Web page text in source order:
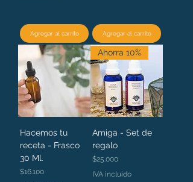
Agregar al carrito Agregar al carrito
Hacemos tu
receta - Frasco
30 Ml.
Precio
$16.100
Ahorra 10%
Amiga - Set de
regalo
Precio
$25.000
IVA incluido